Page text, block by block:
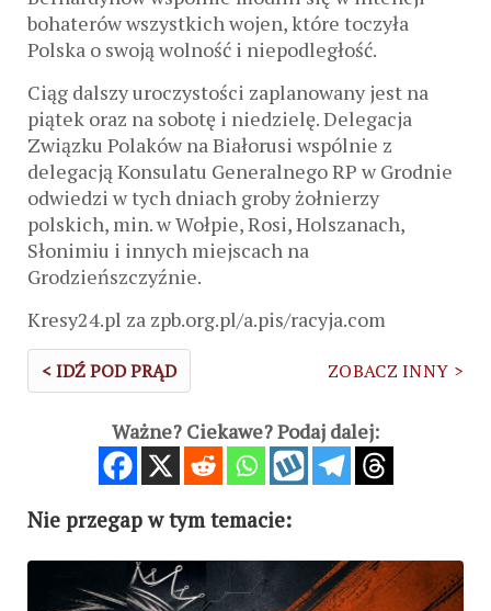
bohaterów wszystkich wojen, które toczyła
Polska o swoją wolność i niepodległość.
Ciąg dalszy uroczystości zaplanowany jest na
piątek oraz na sobotę i niedzielę. Delegacja
Związku Polaków na Białorusi wspólnie z
delegacją Konsulatu Generalnego RP w Grodnie
odwiedzi w tych dniach groby żołnierzy
polskich, min. w Wołpie, Rosi, Holszanach,
Słonimiu i innych miejscach na
Grodzieńszczyźnie.
Kresy24.pl za zpb.org.pl/a.pis/racyja.com
< IDŹ POD PRĄD ZOBACZ INNY >
Ważne? Ciekawe? Podaj dalej:
Nie przegap w tym temacie: